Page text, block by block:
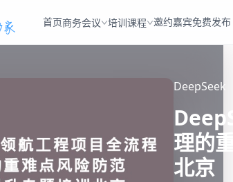
首页商务会议 培训课程 邀约嘉宾免费发布
DeepSeek
理的
北京